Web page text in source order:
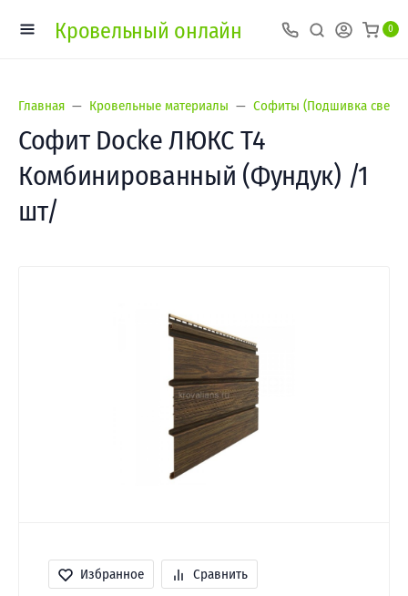
Кровельный онлайн 0
Главная Кровельные материалы Софиты (Подшивка
Софит Docke ЛЮКС Т4
Комбинированный (Фундук) /1
шт/
Избранное Сравнить